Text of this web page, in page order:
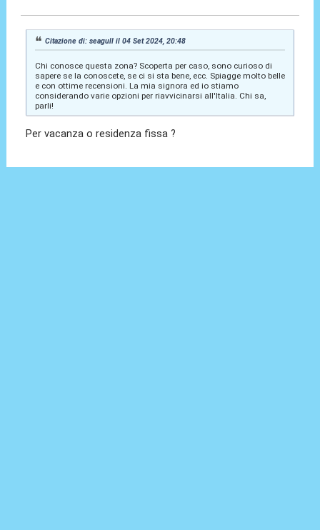
Citazione di: seagull il 04 Set 2024, 20:48
Chi conosce questa zona? Scoperta per caso, sono curioso di
sapere se la conoscete, se ci si sta bene, ecc. Spiagge molto belle
e con ottime recensioni. La mia signora ed io stiamo
considerando varie opzioni per riavvicinarsi all'Italia. Chi sa,
parli!
Per vacanza o residenza fissa ?